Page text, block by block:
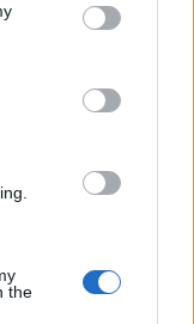
the